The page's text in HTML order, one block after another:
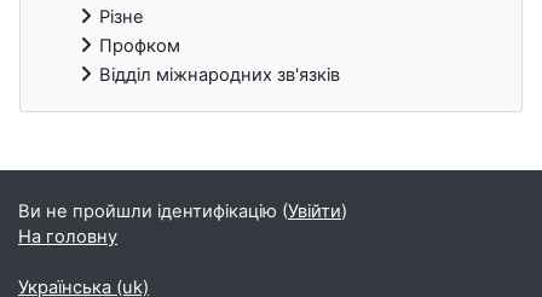
Різне
Профком
Відділ міжнародних зв'язків
Блоки
Ви не пройшли ідентифікацію (Увійти)
На головну
Українська ‎(uk)‎